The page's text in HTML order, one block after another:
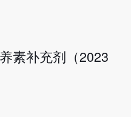
素补充剂（2023